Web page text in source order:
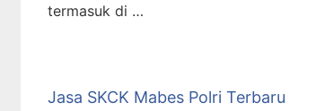
termasuk di …
Jasa SKCK Mabes Polri Terbaru